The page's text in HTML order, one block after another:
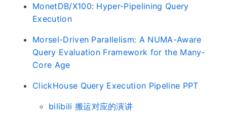
MonetDB/X100: Hyper-Pipelining Query
Execution
Morsel-Driven Parallelism: A NUMA-Aware
Query Evaluation Framework for the Many-
Core Age
ClickHouse Query Execution Pipeline PPT
bilibili 搬运对应的演讲